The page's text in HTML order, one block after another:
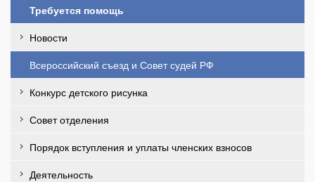
Требуется помощь
Новости
Всероссийский съезд и Совет судей РФ
Конкурс детского рисунка
Совет отделения
Порядок вступления и уплаты членских взносов
Деятельность